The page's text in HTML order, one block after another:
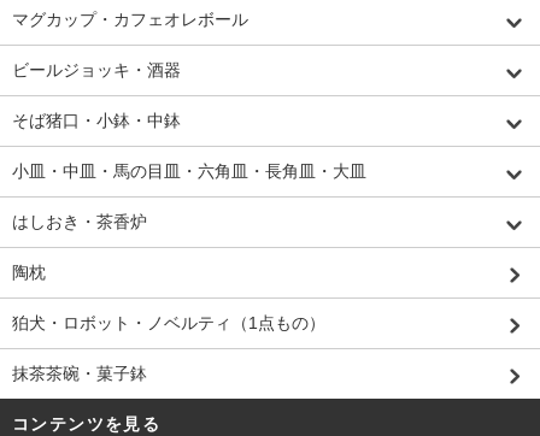
マグカップ・カフェオレボール
ビールジョッキ・酒器
そば猪口・小鉢・中鉢
小皿・中皿・馬の目皿・六角皿・長角皿・大皿
はしおき・茶香炉
陶枕
狛犬・ロボット・ノベルティ（1点もの）
抹茶茶碗・菓子鉢
コンテンツを見る